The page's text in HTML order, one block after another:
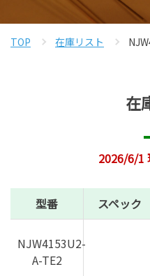
TOP 在庫リスト
在
2026/6/1
型番 スペック
NJW4153U2-
A-TE2